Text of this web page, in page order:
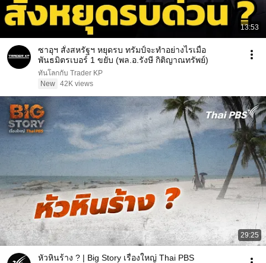
13:53
ซาอุฯ สั่งสหรัฐฯ หยุดรบ ทรัมป์จะทำอย่างไรเมื่อ
พันธมิตรเบอร์ 1 ขยับ (พล.อ.รังษี กิติญาณทรัพย์)
ทันโลกกับ Trader KP
New 42K views
29:25
หัวหินร้าง ? | Big Story เรื่องใหญ่ Thai PBS